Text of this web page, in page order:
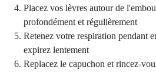
Placez vos lèvres autour de
profondément et régulièrement
Retenez votre respiration pendant
expirez lentement
Replacez le capuchon et rincez-